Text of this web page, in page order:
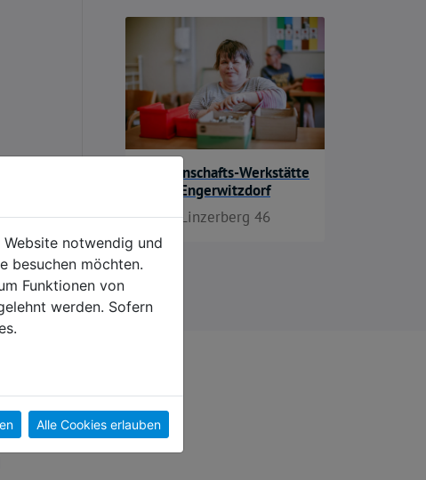
Gemeinschafts-Werkstätte
Engerwitzdorf
Linzerberg 46
notwendig und
besuchen möchten.
Funktionen von
werden. Sofern
Alle Cookies erlauben